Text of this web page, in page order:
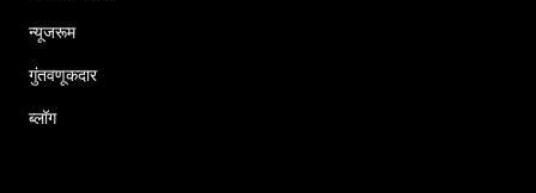
न्यूजरूम
गुंतवणूकदार
ब्लॉग